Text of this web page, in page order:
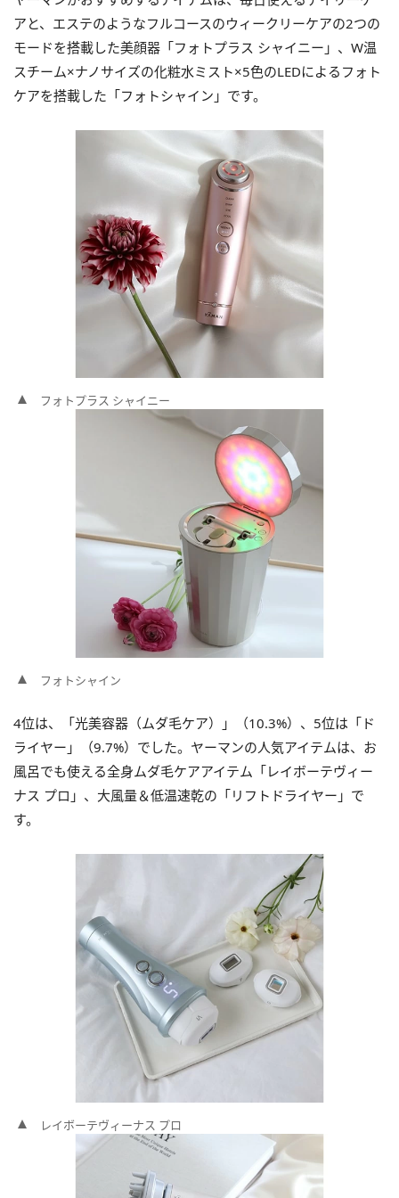
アと、エステのようなフルコースのウィークリーケアの2つの
モードを搭載した美顔器「フォトプラス シャイニー」、W温
スチーム×ナノサイズの化粧水ミスト×5色のLEDによるフォト
ケアを搭載した「フォトシャイン」です。
フォトプラス シャイニー
フォトシャイン
4位は、「光美容器（ムダ毛ケア）」（10.3%）、5位は「ド
ライヤー」（9.7%）でした。ヤーマンの人気アイテムは、お
風呂でも使える全身ムダ毛ケアアイテム「レイボーテヴィー
ナス プロ」、大風量＆低温速乾の「リフトドライヤー」で
す。
レイボーテヴィーナス プロ